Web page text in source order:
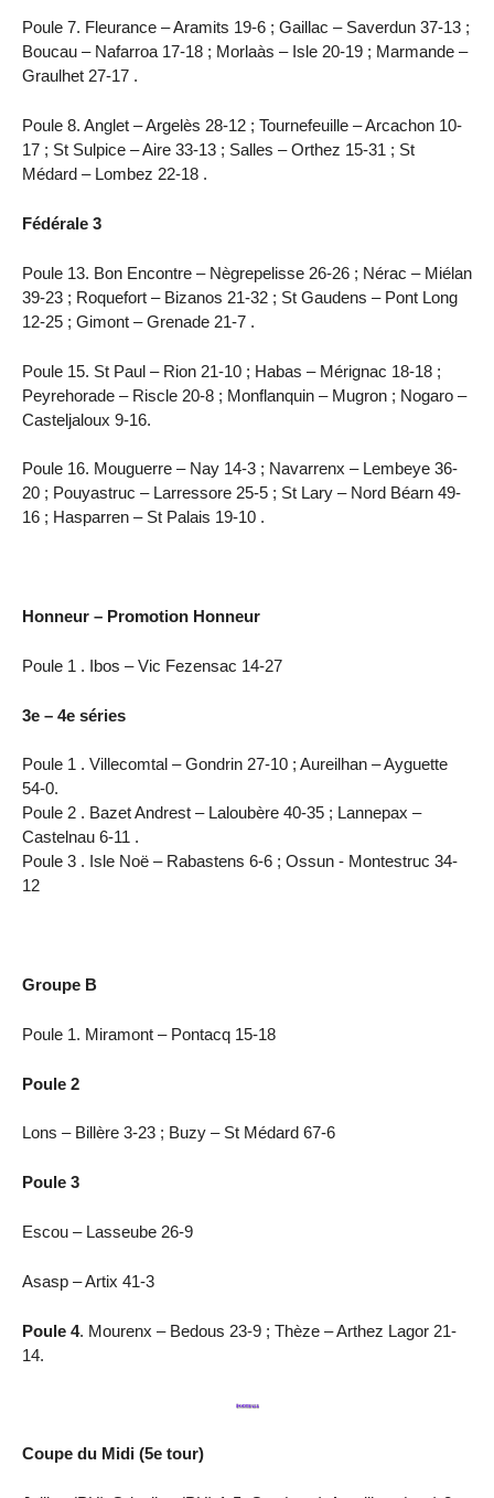
Poule 7. Fleurance – Aramits 19-6 ; Gaillac – Saverdun 37-13 ;
Boucau – Nafarroa 17-18 ; Morlaàs – Isle 20-19 ; Marmande –
Graulhet 27-17 .
Poule 8. Anglet – Argelès 28-12 ; Tournefeuille – Arcachon 10-
17 ; St Sulpice – Aire 33-13 ; Salles – Orthez 15-31 ; St
Médard – Lombez 22-18 .
Fédérale 3
Poule 13. Bon Encontre – Nègrepelisse 26-26 ; Nérac – Miélan
39-23 ; Roquefort – Bizanos 21-32 ; St Gaudens – Pont Long
12-25 ; Gimont – Grenade 21-7 .
Poule 15. St Paul – Rion 21-10 ; Habas – Mérignac 18-18 ;
Peyrehorade – Riscle 20-8 ; Monflanquin – Mugron ; Nogaro –
Casteljaloux 9-16.
Poule 16. Mouguerre – Nay 14-3 ; Navarrenx – Lembeye 36-
20 ; Pouyastruc – Larressore 25-5 ; St Lary – Nord Béarn 49-
16 ; Hasparren – St Palais 19-10 .
Honneur – Promotion Honneur
Poule 1 . Ibos – Vic Fezensac 14-27
3e – 4e séries
Poule 1 . Villecomtal – Gondrin 27-10 ; Aureilhan – Ayguette
54-0.
Poule 2 . Bazet Andrest – Laloubère 40-35 ; Lannepax –
Castelnau 6-11 .
Poule 3 . Isle Noë – Rabastens 6-6 ; Ossun - Montestruc 34-
12
Groupe B
Poule 1. Miramont – Pontacq 15-18
Poule 2
Lons – Billère 3-23 ; Buzy – St Médard 67-6
Poule 3
Escou – Lasseube 26-9
Asasp – Artix 41-3
Poule 4. Mourenx – Bedous 23-9 ; Thèze – Arthez Lagor 21-
14.
Coupe du Midi (5e tour)